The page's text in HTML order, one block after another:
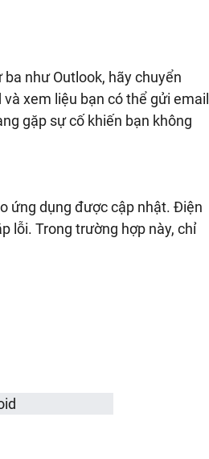
như Outlook, hãy chuyển
xem liệu bạn có thể gửi email
gặp sự cố khiến bạn không
ứng dụng được cập nhật. Điện
lỗi. Trong trường hợp này, chỉ